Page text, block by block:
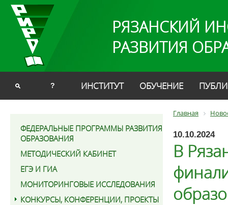
РЯЗАНСКИЙ
РАЗВИТИЯ
? ИНСТИТУТ ОБУЧЕНИЕ
ФЕДЕРАЛЬНЫЕ ПРОГРАММЫ РАЗВИТИЯ
ОБРАЗОВАНИЯ
МЕТОДИЧЕСКИЙ КАБИНЕТ
ЕГЭ И ГИА
МОНИТОРИНГОВЫЕ ИССЛЕДОВАНИЯ
КОНКУРСЫ, КОНФЕРЕНЦИИ, ПРОЕКТЫ
Главная
10.10.2024
В